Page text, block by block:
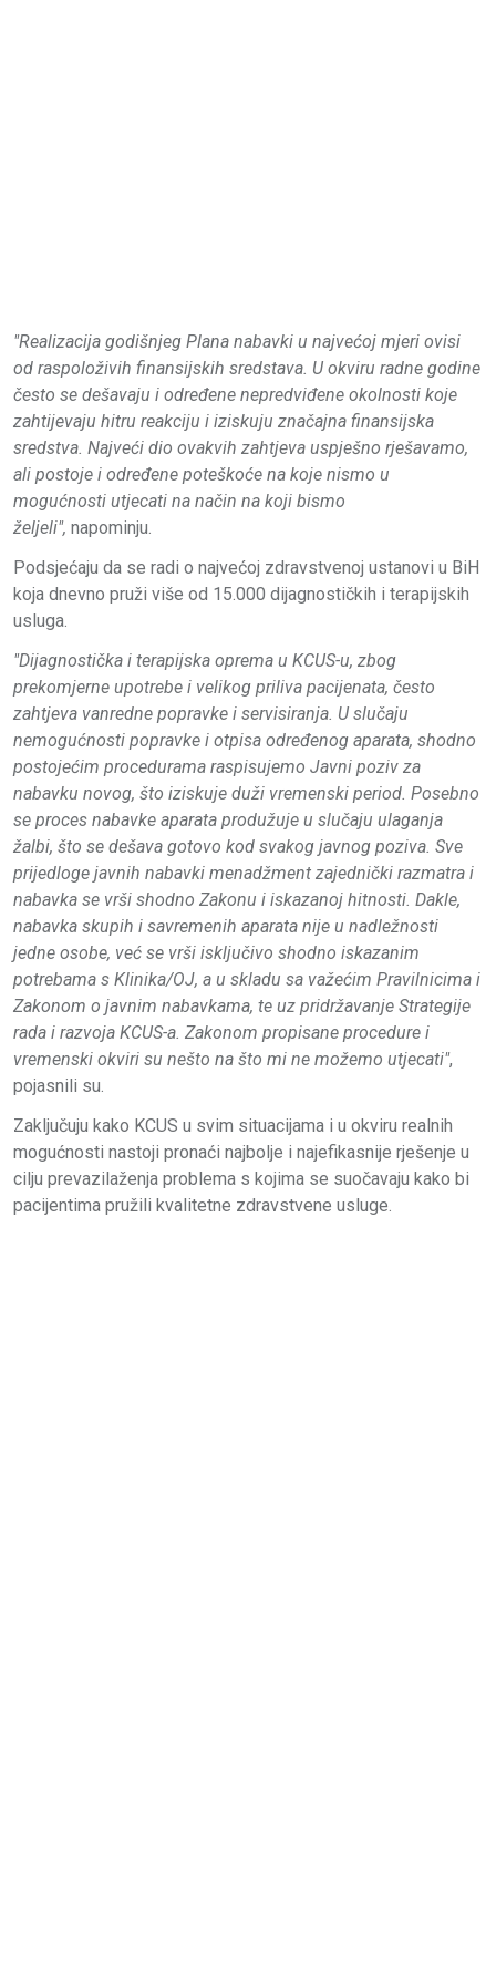
"Realizacija godišnjeg Plana nabavki u najvećoj mjeri ovisi
od raspoloživih finansijskih sredstava. U okviru radne godine
često se dešavaju i određene nepredviđene okolnosti koje
zahtijevaju hitru reakciju i iziskuju značajna finansijska
sredstva. Najveći dio ovakvih zahtjeva uspješno rješavamo,
ali postoje i određene poteškoće na koje nismo u
mogućnosti utjecati na način na koji bismo
željeli", napominju.
Podsjećaju da se radi o najvećoj zdravstvenoj ustanovi u BiH
koja dnevno pruži više od 15.000 dijagnostičkih i terapijskih
usluga.
"Dijagnostička i terapijska oprema u KCUS-u, zbog
prekomjerne upotrebe i velikog priliva pacijenata, često
zahtjeva vanredne popravke i servisiranja. U slučaju
nemogućnosti popravke i otpisa određenog aparata, shodno
postojećim procedurama raspisujemo Javni poziv za
nabavku novog, što iziskuje duži vremenski period. Posebno
se proces nabavke aparata produžuje u slučaju ulaganja
žalbi, što se dešava gotovo kod svakog javnog poziva. Sve
prijedloge javnih nabavki menadžment zajednički razmatra i
nabavka se vrši shodno Zakonu i iskazanoj hitnosti. Dakle,
nabavka skupih i savremenih aparata nije u nadležnosti
jedne osobe, već se vrši isključivo shodno iskazanim
potrebama s Klinika/OJ, a u skladu sa važećim Pravilnicima i
Zakonom o javnim nabavkama, te uz pridržavanje Strategije
rada i razvoja KCUS-a. Zakonom propisane procedure i
vremenski okviri su nešto na što mi ne možemo utjecati",
pojasnili su.
Zaključuju kako KCUS u svim situacijama i u okviru realnih
mogućnosti nastoji pronaći najbolje i najefikasnije rješenje u
cilju prevazilaženja problema s kojima se suočavaju kako bi
pacijentima pružili kvalitetne zdravstvene usluge.